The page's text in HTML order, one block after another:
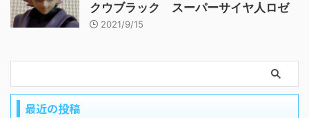
クウブラック スーパーサイヤ人ロゼ
2021/9/15
最近の投稿